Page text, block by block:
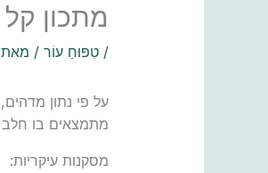
מתכון
/ טִפּוּחַ עוֹר/ מאת
על פי נתון מדהים,
מתמצאים בו חלב
מסקנות עיקריות: